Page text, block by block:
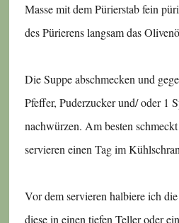
Masse mit dem Pürierstab fein
des Pürierens langsam das
Die Suppe abschmecken und
Pfeffer, Puderzucker und/ oder 1
nachwürzen. Am besten
servieren einen Tag im
Vor dem servieren halbiere ich
diese in einen tiefen Teller oder